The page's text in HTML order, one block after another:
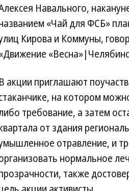
Навального,
«Чай для ФСБ»
Кирова и Коммуны,
В акции приглашают
на котором
требование, а затем
от здания
отравление, и
нормальное
также